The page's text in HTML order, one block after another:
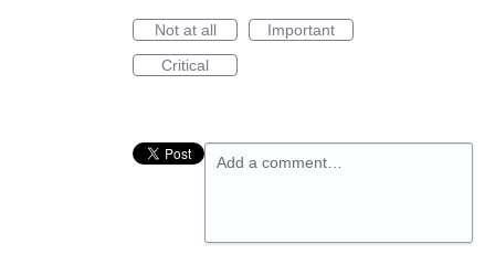
Not at all
Important
Critical
Add a comment…